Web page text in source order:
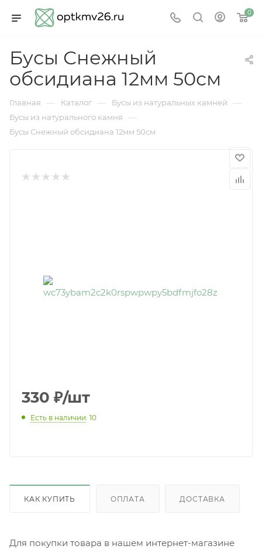
0
Бусы Снежный
обсидиана 12мм 50см
Главная — Каталог — Бусы из натуральных камней —
Бусы из натурального камня —
Бусы Снежный обсидиана 12мм 50см
330 ₽/шт
Есть в наличии: 10
КАК КУПИТЬ ОПЛАТА ДОСТАВКА
Для покупки товара в нашем интернет-магазине